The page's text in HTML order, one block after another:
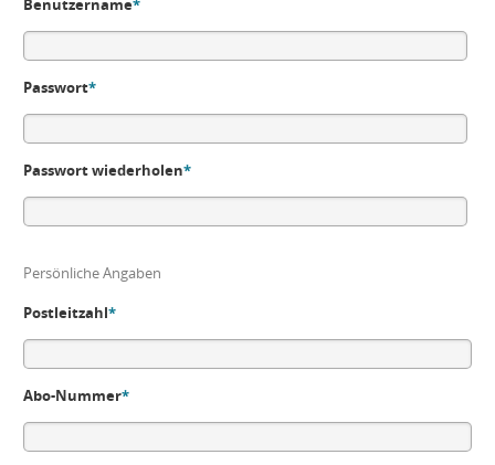
Benutzername*
Passwort*
Passwort wiederholen*
Persönliche Angaben
Postleitzahl*
Abo-Nummer*